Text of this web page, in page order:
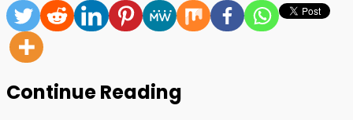
Continue Reading